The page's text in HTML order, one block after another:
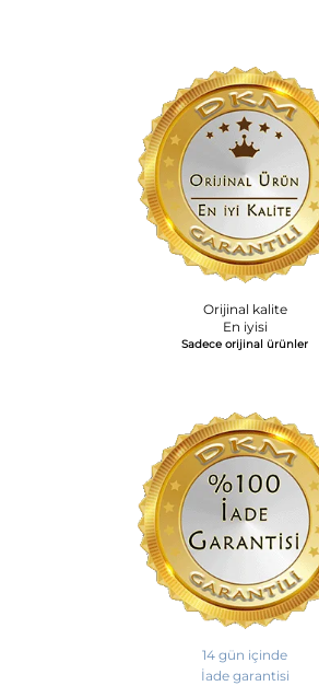
Orijinal kalite
En iyisi
Sadece orijinal ürünler
14 gün içinde
İade garantisi